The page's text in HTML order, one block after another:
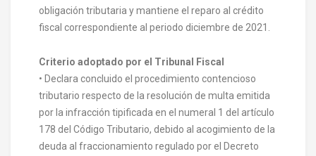
obligación tributaria y mantiene el reparo al crédito
fiscal correspondiente al periodo diciembre de 2021.
Criterio adoptado por el Tribunal Fiscal
• Declara concluido el procedimiento contencioso
tributario respecto de la resolución de multa emitida
por la infracción tipificada en el numeral 1 del artículo
178 del Código Tributario, debido al acogimiento de la
deuda al fraccionamiento regulado por el Decreto